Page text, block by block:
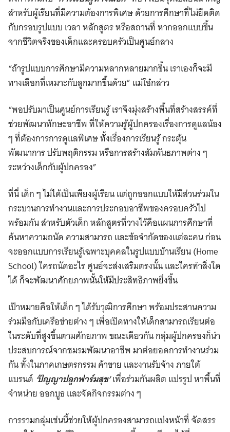
Search
สำหรับผู้เรียนที่มีความต้องการพิเศษ ด้วยการศึกษาที่ไม่ยึดติด
กับกรอบรูปแบบ เวลา หลักสูตร หรือสถานที่ หากออกแบบขึ้น
จากชีวิตจริงของเด็กและครอบครัวเป็นศูนย์กลาง
“ถ้ารูปแบบการศึกษามีความหลากหลายมากขึ้น เราเองก็จะมี
ทางเลือกที่เหมาะกับลูกมากขึ้นด้วย” แม่โอ๋กล่าว
“พอปรับมาเป็นศูนย์การเรียนรู้ เราจึงมุ่งสร้างพื้นที่สร้างสรรค์ที่
ช่วยพัฒนาทักษะอาชีพ ที่ให้ความรู้ผู้ปกครองเรื่องการดูแลน้อง
ๆ ที่ต้องการการดูแลพิเศษ ทั้งเรื่องการเรียนรู้ กระตุ้น
พัฒนาการ ปรับพฤติกรรม หรือการสร้างสัมพันธภาพต่าง ๆ
ระหว่างเด็กกับผู้ปกครอง”
ที่นี่ เด็ก ๆ ไม่ได้เป็นเพียงผู้เรียน แต่ถูกออกแบบให้มีส่วนร่วมใน
กระบวนการทำงานและการประกอบอาชีพของครอบครัวไป
พร้อมกัน สำหรับตัวเด็ก หลักสูตรที่วางไว้คือแผนการศึกษาที่
ค้นหาความถนัด ความสามารถ และข้อจำกัดของแต่ละคน ก่อน
จะออกแบบการเรียนรู้เฉพาะบุคคลในรูปแบบบ้านเรียน (Home
School) ใครถนัดอะไร ศูนย์จะส่งเสริมตรงนั้น และใครทำสิ่งใด
ได้ ก็จะพัฒนาศักยภาพนั้นให้มีประสิทธิภาพยิ่งขึ้น
เป้าหมายคือให้เด็ก ๆ ได้รับวุฒิการศึกษา พร้อมประสานความ
ร่วมมือกับเครือข่ายต่าง ๆ เพื่อเปิดทางให้เด็กสามารถเรียนต่อ
ในระดับที่สูงขึ้นตามศักยภาพ ขณะเดียวกัน กลุ่มผู้ปกครองก็นำ
ประสบการณ์จากชมรมพัฒนาอาชีพ มาต่อยอดการทำงานร่วม
กัน ทั้งในภาคเกษตรกรรม ค้าขาย และงานรับจ้าง ภายใต้
แบรนด์ ‘ปัญญาปลูกฟาร์มสุข’เพื่อร่วมกันผลิต แปรรูป หาพื้นที่
จำหน่าย ออกบูธ และจัดกิจกรรมต่าง ๆ
การรวมกลุ่มเช่นนี้ช่วยให้ผู้ปกครองสามารถแบ่งหน้าที่ จัดสรร